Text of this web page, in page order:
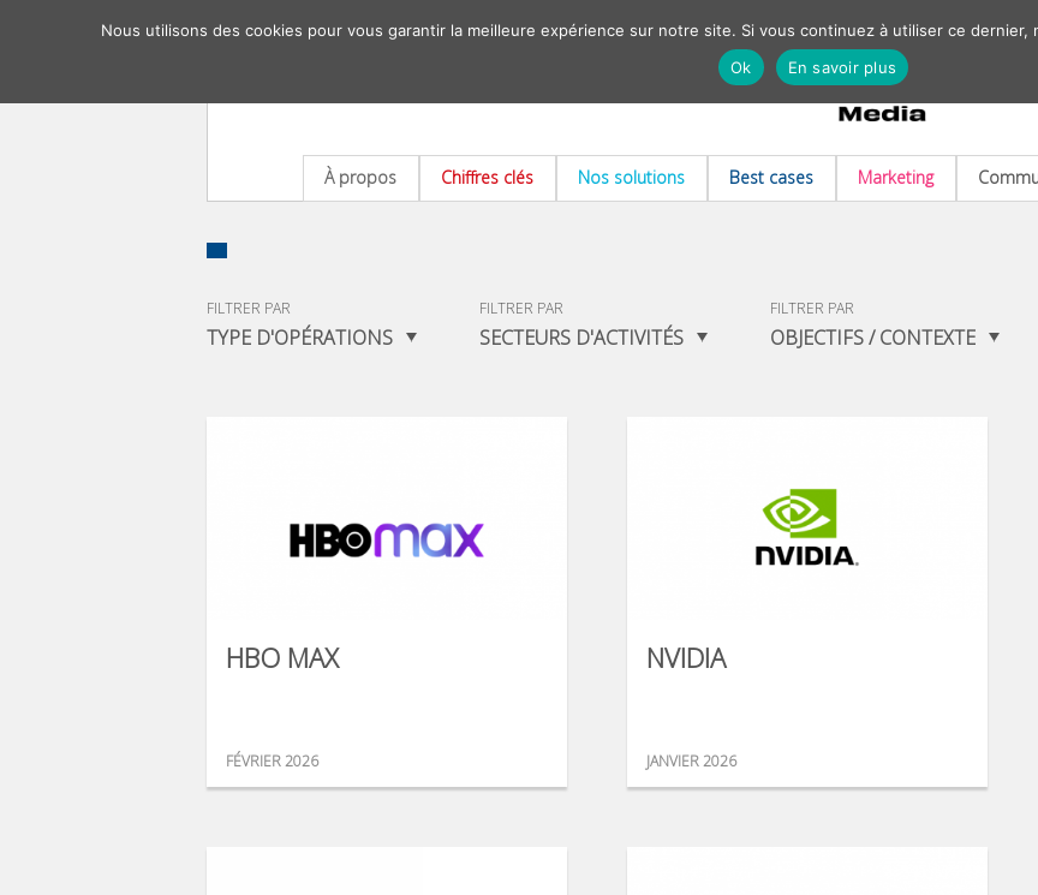
À propos Chiffres clés Nos solutions Best cases Marketing
FILTRER PAR
TYPE D'OPÉRATIONS
FILTRER PAR
SECTEURS D'ACTIVITÉS
FILTRER PAR
OBJECTIFS / CONTEXTE
HBO MAX
FÉVRIER 2026
NVIDIA
JANVIER 2026
Nous utilisons des cookies pour vous garantir la meilleure expérience sur notre site. Si vous continuez à utiliser ce
Ok
En savoir plus